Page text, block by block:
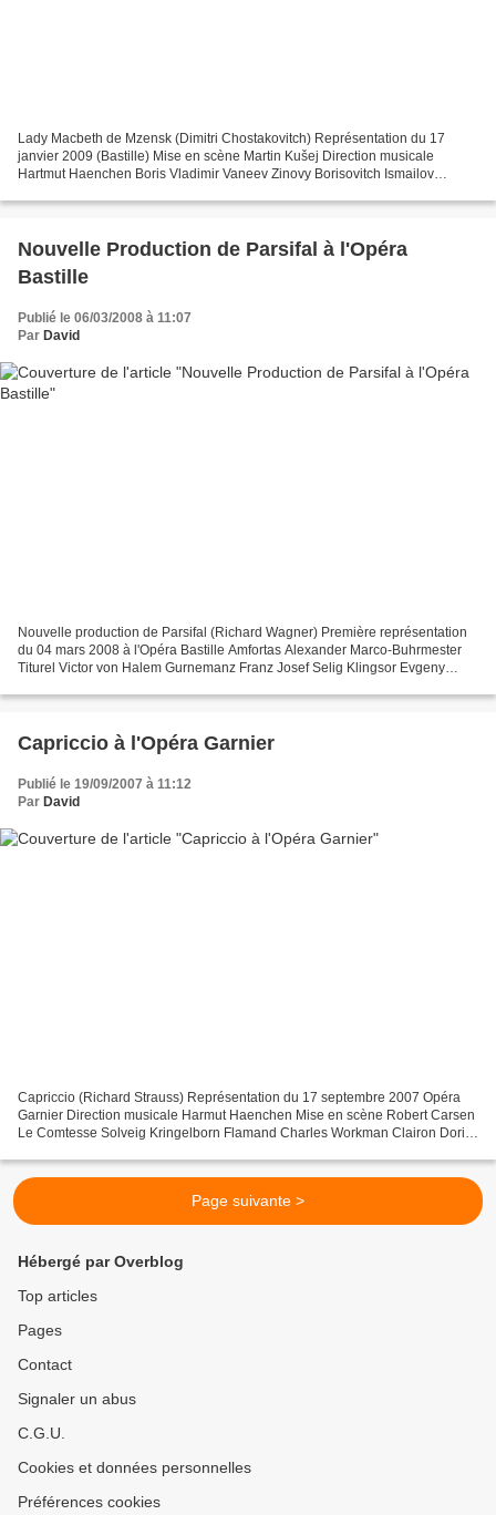
Lady Macbeth de Mzensk (Dimitri Chostakovitch) Représentation du 17
janvier 2009 (Bastille) Mise en scène Martin Kušej Direction musicale
Hartmut Haenchen Boris Vladimir Vaneev Zinovy Borisovitch Ismailov
Nouvelle Production de Parsifal à l'Opéra
Bastille
Publié le 06/03/2008 à 11:07
Par David
Nouvelle production de Parsifal (Richard Wagner) Première représentation
du 04 mars 2008 à l'Opéra Bastille Amfortas Alexander Marco-Buhrmester
Titurel Victor von Halem Gurnemanz Franz Josef Selig Klingsor Evgeny
Capriccio à l'Opéra Garnier
Publié le 19/09/2007 à 11:12
Par David
Capriccio (Richard Strauss) Représentation du 17 septembre 2007 Opéra
Garnier Direction musicale Harmut Haenchen Mise en scène Robert Carsen
Le Comtesse Solveig Kringelborn Flamand Charles Workman Clairon Doris
Page suivante >
Hébergé par Overblog
Top articles
Pages
Contact
Signaler un abus
C.G.U.
Cookies et données personnelles
Préférences cookies